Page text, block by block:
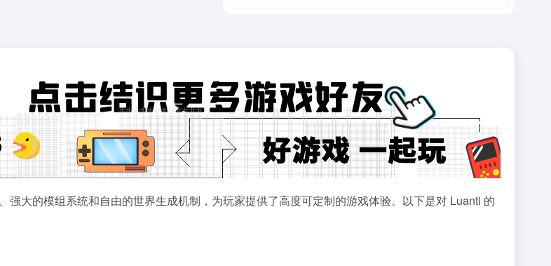
强大的模组系统和自由的世界生成机制，为玩家提供了高度可定制的游戏体验。以下是对 Luanti 的